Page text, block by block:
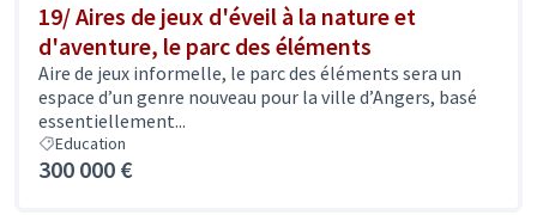
19/ Aires de jeux d'éveil à la nature et
d'aventure, le parc des éléments
Aire de jeux informelle, le parc des éléments sera un
espace d’un genre nouveau pour la ville d’Angers, basé
essentiellement...
Education
300 000 €